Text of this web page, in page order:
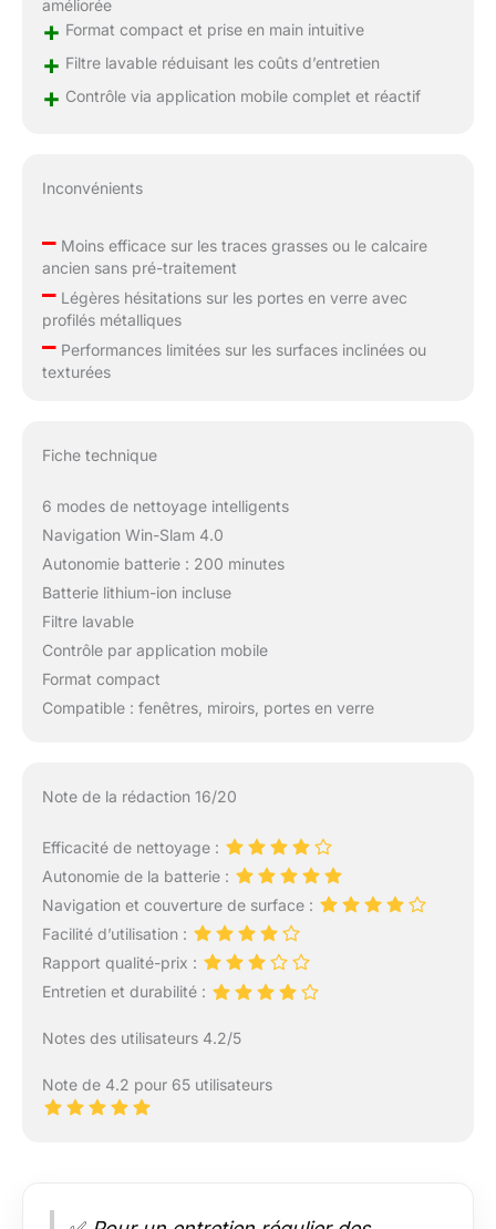
améliorée
+ Format compact et prise en main intuitive
+ Filtre lavable réduisant les coûts d’entretien
+ Contrôle via application mobile complet et réactif
Inconvénients
–Moins efficace sur les traces grasses ou le calcaire
ancien sans pré-traitement
–Légères hésitations sur les portes en verre avec
profilés métalliques
–Performances limitées sur les surfaces inclinées ou
texturées
Fiche technique
6 modes de nettoyage intelligents
Navigation Win-Slam 4.0
Autonomie batterie : 200 minutes
Batterie lithium-ion incluse
Filtre lavable
Contrôle par application mobile
Format compact
Compatible : fenêtres, miroirs, portes en verre
Note de la rédaction 16/20
Efficacité de nettoyage :
Autonomie de la batterie :
Navigation et couverture de surface :
Facilité d’utilisation :
Rapport qualité-prix :
Entretien et durabilité :
Notes des utilisateurs 4.2/5
Note de 4.2 pour 65 utilisateurs